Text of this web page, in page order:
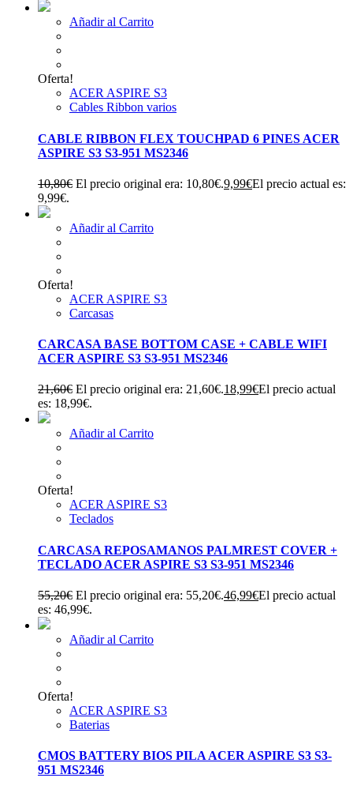
Añadir al Carrito
Oferta!
ACER ASPIRE S3
Cables Ribbon varios
CABLE RIBBON FLEX TOUCHPAD 6 PINES ACER
ASPIRE S3 S3-951 MS2346
10,80€ El precio original era: 10,80€.9,99€El precio actual es:
9,99€.
Añadir al Carrito
Oferta!
ACER ASPIRE S3
Carcasas
CARCASA BASE BOTTOM CASE + CABLE WIFI
ACER ASPIRE S3 S3-951 MS2346
21,60€ El precio original era: 21,60€.18,99€El precio actual
es: 18,99€.
Añadir al Carrito
Oferta!
ACER ASPIRE S3
Teclados
CARCASA REPOSAMANOS PALMREST COVER +
TECLADO ACER ASPIRE S3 S3-951 MS2346
55,20€ El precio original era: 55,20€.46,99€El precio actual
es: 46,99€.
Añadir al Carrito
Oferta!
ACER ASPIRE S3
Baterias
CMOS BATTERY BIOS PILA ACER ASPIRE S3 S3-
951 MS2346